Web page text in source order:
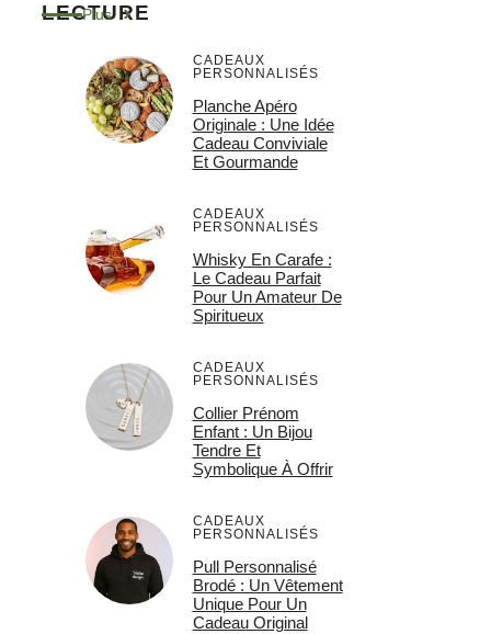
LECTURE
Plus
CADEAUX
PERSONNALISÉS
Planche Apéro
Originale : Une Idée
Cadeau Conviviale
Et Gourmande
CADEAUX
PERSONNALISÉS
Whisky En Carafe :
Le Cadeau Parfait
Pour Un Amateur De
Spiritueux
CADEAUX
PERSONNALISÉS
Collier Prénom
Enfant : Un Bijou
Tendre Et
Symbolique À Offrir
CADEAUX
PERSONNALISÉS
Pull Personnalisé
Brodé : Un Vêtement
Unique Pour Un
Cadeau Original